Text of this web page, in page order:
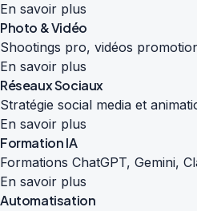
En savoir plus
Photo & Vidéo
Shootings pro, vidéos
En savoir plus
Réseaux Sociaux
Stratégie social media et
En savoir plus
Formation IA
Formations ChatGPT, Gemini,
En savoir plus
Automatisation